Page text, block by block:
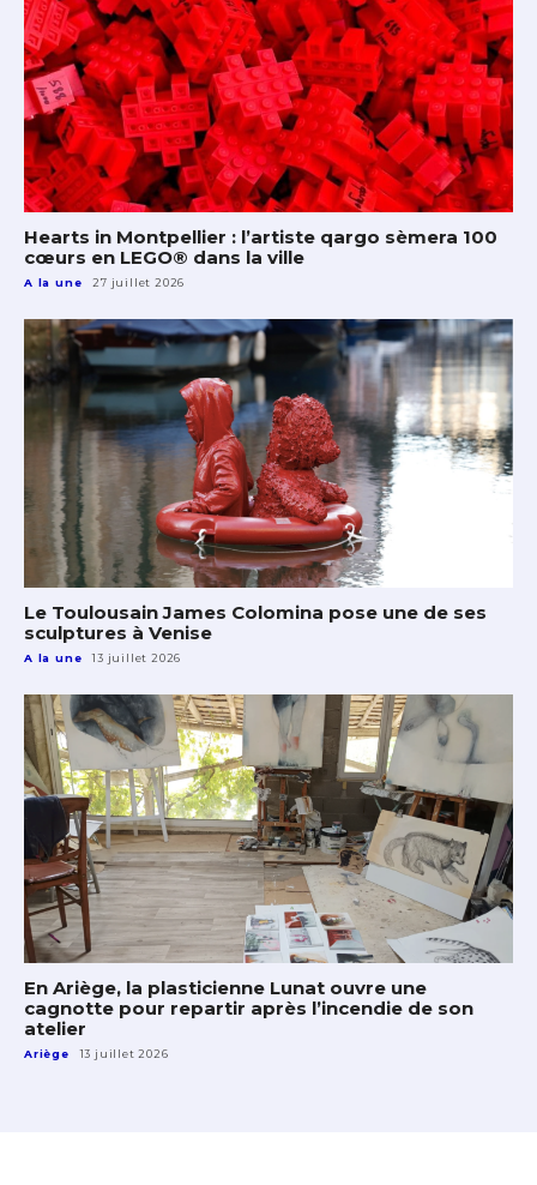
Hearts in Montpellier : l’artiste qargo sèmera 100
cœurs en LEGO® dans la ville
A la une 27 juillet 2026
Le Toulousain James Colomina pose une de ses
sculptures à Venise
A la une 13 juillet 2026
En Ariège, la plasticienne Lunat ouvre une
cagnotte pour repartir après l’incendie de son
atelier
Ariège 13 juillet 2026